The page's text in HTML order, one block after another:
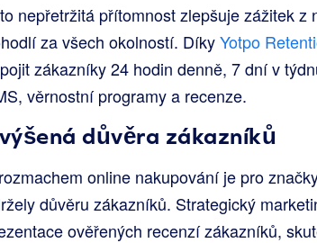
nepřetržitá přítomnost zlepšuje zážitek
za všech okolností. DíkyYotpo
zákazníky 24 hodin denně, 7 dní v
věrnostní programy a recenze.
důvěra zákazníků
online nakupování je pro
důvěru zákazníků. Strategický
ověřených recenzí zákazníků,